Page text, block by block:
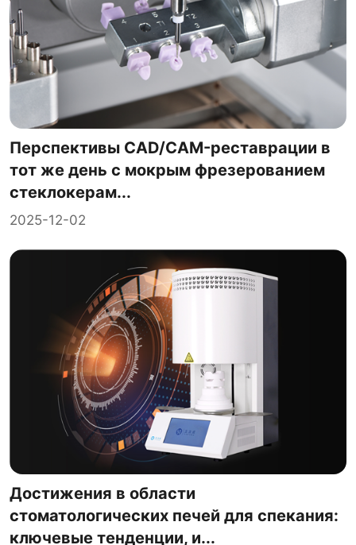
Перспективы CAD/CAM-реставрации в
тот же день с мокрым фрезерованием
стеклокерам...
2025-12-02
Достижения в области
стоматологических печей для спекания:
ключевые тенденции, и...